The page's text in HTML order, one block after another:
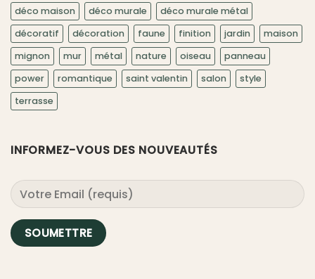
déco maison
déco murale
déco murale métal
décoratif
décoration faune finition jardin
maison
mignon
mur métal nature oiseau
panneau
power
romantique saint valentin salon
style
terrasse
INFORMEZ-VOUS DES NOUVEAUTÉS